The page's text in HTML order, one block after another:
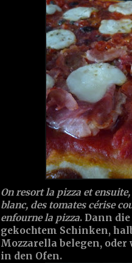
On resort la pizza et
blanc, des tomates cérise
enfourne la pizza. Dann
gekochtem Schinken,
Mozzarella belegen,
in den Ofen.